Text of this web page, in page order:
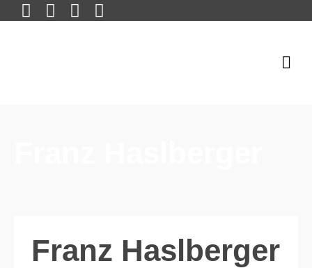
Franz Haslberger